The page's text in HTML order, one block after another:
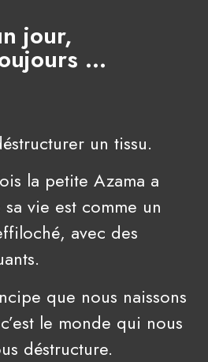
jour,
...
un tissu.
la petite Azama a
vie est comme un
avec des
que nous naissons
le monde qui nous
déstructure.